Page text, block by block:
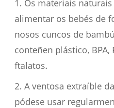
1. Os materiais
alimentar os bebés de
nosos cuncos de
conteñen plástico, BPA,
ftalatos.
2. A ventosa extraíble
pódese usar